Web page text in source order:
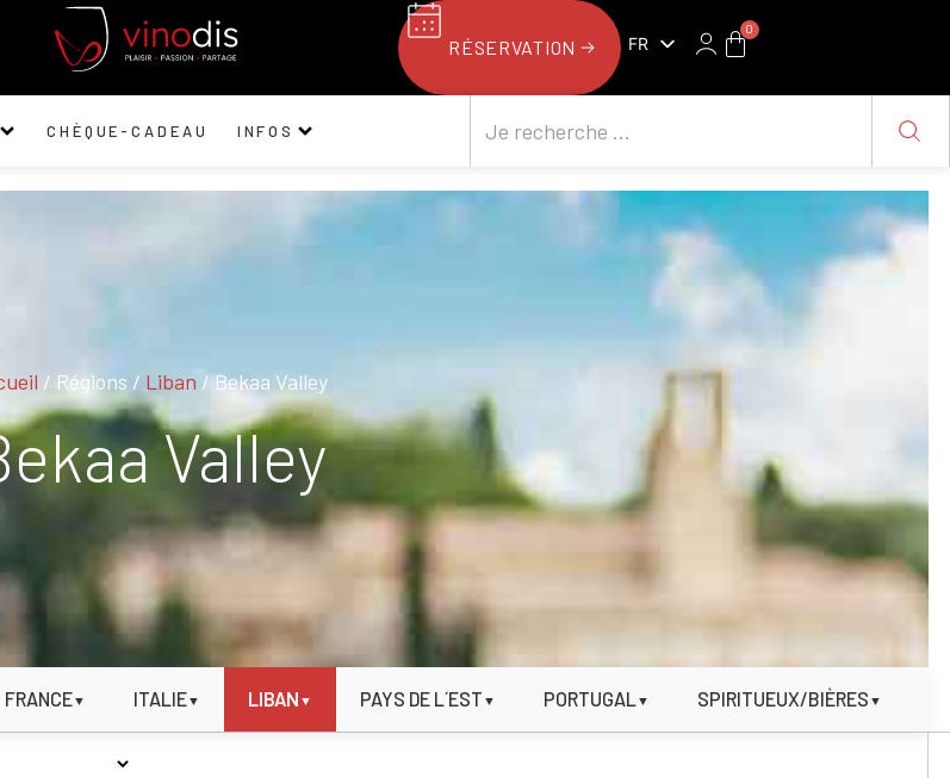
RÉSERVATION FR
NL
0
CHÈQUE-CADEAU INFOS
/ Régions / Liban / Bekaa Valley
Valley
FRANCE▼ ITALIE▼ LIBAN ▼ PAYS DE L´EST ▼ PORTUGAL▼ SPIRITUEUX/BIÈRES ▼